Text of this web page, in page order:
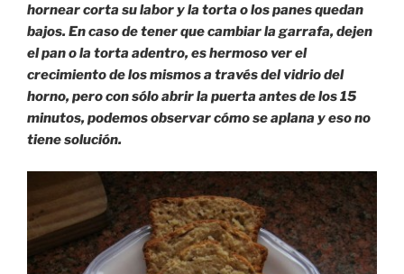
hornear corta su labor y la torta o los panes quedan
bajos. En caso de tener que cambiar la garrafa, dejen
el pan o la torta adentro, es hermoso ver el
crecimiento de los mismos a través del vidrio del
horno, pero con sólo abrir la puerta antes de los 15
minutos, podemos observar cómo se aplana y eso no
tiene solución.